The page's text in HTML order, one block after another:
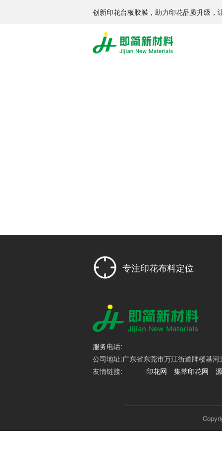
创新印花台板胶膜，助力印花品质升级，
专注印花布料定位
服务电话:
公司地址:广东省东莞市万江街道牌楼基
友情链接:
印花网 集萃印花网